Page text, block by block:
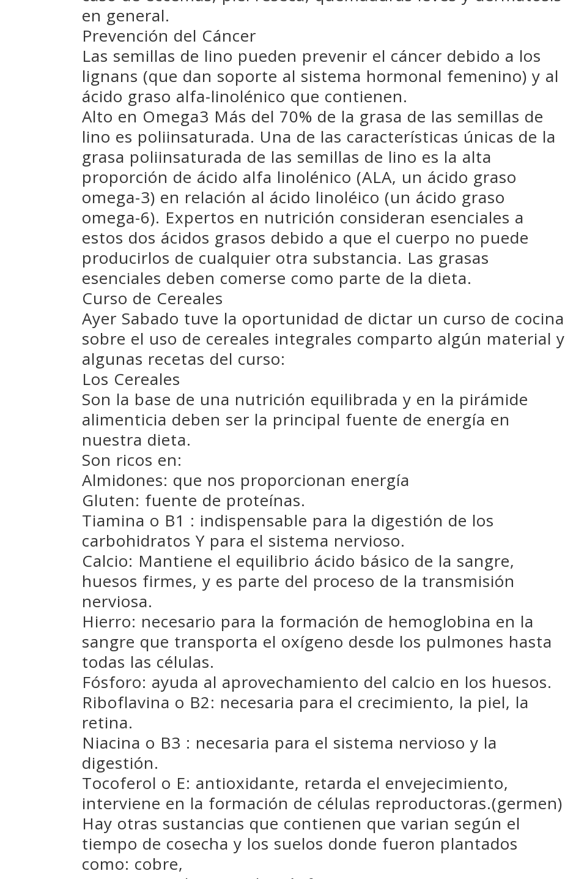
en general.
Prevención del Cáncer
Las semillas de lino pueden prevenir el cáncer debido a los
lignans (que dan soporte al sistema hormonal femenino) y al
ácido graso alfa-linolénico que contienen.
Alto en Omega3 Más del 70% de la grasa de las semillas de
lino es poliinsaturada. Una de las características únicas de la
grasa poliinsaturada de las semillas de lino es la alta
proporción de ácido alfa linolénico (ALA, un ácido graso
omega-3) en relación al ácido linoléico (un ácido graso
omega-6). Expertos en nutrición consideran esenciales a
estos dos ácidos grasos debido a que el cuerpo no puede
producirlos de cualquier otra substancia. Las grasas
esenciales deben comerse como parte de la dieta.
Curso de Cereales
Ayer Sabado tuve la oportunidad de dictar un curso de cocina
sobre el uso de cereales integrales comparto algún material y
algunas recetas del curso:
Los Cereales
Son la base de una nutrición equilibrada y en la pirámide
alimenticia deben ser la principal fuente de energía en
nuestra dieta.
Son ricos en:
Almidones: que nos proporcionan energía
Gluten: fuente de proteínas.
Tiamina o B1 : indispensable para la digestión de los
carbohidratos Y para el sistema nervioso.
Calcio: Mantiene el equilibrio ácido básico de la sangre,
huesos firmes, y es parte del proceso de la transmisión
nerviosa.
Hierro: necesario para la formación de hemoglobina en la
sangre que transporta el oxígeno desde los pulmones hasta
todas las células.
Fósforo: ayuda al aprovechamiento del calcio en los huesos.
Riboflavina o B2: necesaria para el crecimiento, la piel, la
retina.
Niacina o B3 : necesaria para el sistema nervioso y la
digestión.
Tocoferol o E: antioxidante, retarda el envejecimiento,
interviene en la formación de células reproductoras.(germen)
Hay otras sustancias que contienen que varian según el
tiempo de cosecha y los suelos donde fueron plantados
como: cobre,